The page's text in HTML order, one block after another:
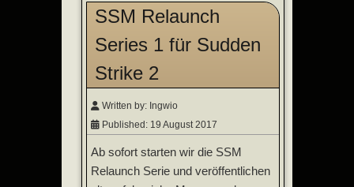
SSM Relaunch
Series 1 für Sudden
Strike 2
Written by: Ingwio
Published: 19 August 2017
Ab sofort starten wir die SSM
Relaunch Serie und veröffentlichen